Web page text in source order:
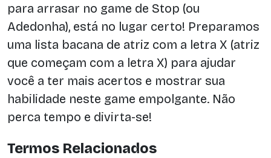
para arrasar no game de Stop (ou
Adedonha), está no lugar certo! Preparamos
uma lista bacana de atriz com a letra X (atriz
que começam com a letra X) para ajudar
você a ter mais acertos e mostrar sua
habilidade neste game empolgante. Não
perca tempo e divirta-se!
Termos Relacionados